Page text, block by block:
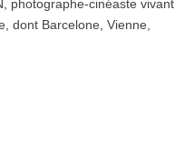
photographe-cinéaste vivant
dont Barcelone, Vienne,